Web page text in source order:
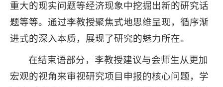
重大的现实问题等经济现象中挖掘出新的研究话
题等等。通过李教授聚焦式地思维呈现，循序渐
进式的深入本质，展现了研究的魅力所在。
在结束语部分，李教授建议与会师生从更加
宏观的视角来审视研究项目申报的核心问题，学